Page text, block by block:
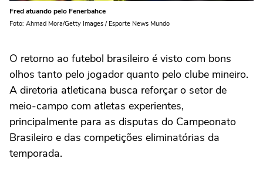
Fred atuando pelo Fenerbahce
Foto: Ahmad Mora/Getty Images / Esporte News Mundo
O retorno ao futebol brasileiro é visto com bons
olhos tanto pelo jogador quanto pelo clube mineiro.
A diretoria atleticana busca reforçar o setor de
meio-campo com atletas experientes,
principalmente para as disputas do Campeonato
Brasileiro e das competições eliminatórias da
temporada.